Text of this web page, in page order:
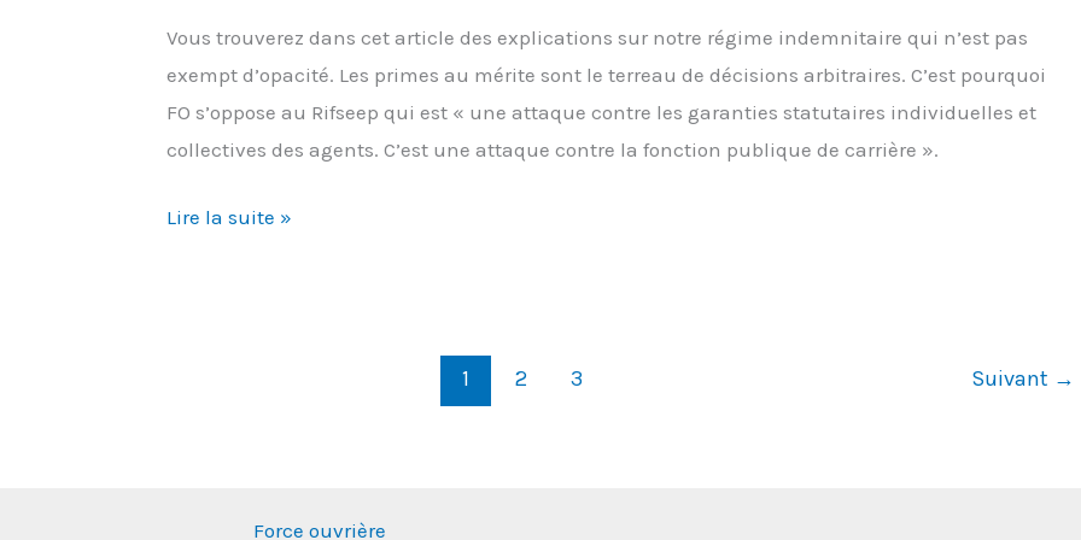
Vous trouverez dans cet article des explications sur notre régime indemnitaire qui n’est pas
exempt d’opacité. Les primes au mérite sont le terreau de décisions arbitraires. C’est pourquoi
FO s’oppose au Rifseep qui est « une attaque contre les garanties statutaires individuelles et
collectives des agents. C’est une attaque contre la fonction publique de carrière ».
Tout
Lire la suite »
1 2 3 Suivant →
Force ouvrière